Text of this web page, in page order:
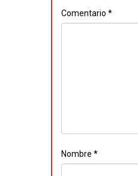
Comentario *
Nombre *